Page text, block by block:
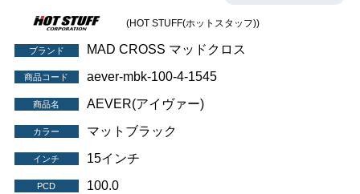
(HOT STUFF(ホットスタッフ))
ブランド MAD CROSS マッドクロス
商品コード aever-mbk-100-4-1545
商品名 AEVER(アイヴァー)
カラー マットブラック
インチ 15インチ
PCD 100.0